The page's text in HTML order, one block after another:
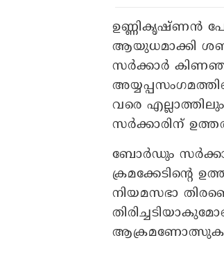
ഉണ്ണികൃഷ്ണൻ
ആയുധമാക്കി
സർക്കാർ
വരെ
സർക്കാരിന്
ബോർഡും
ക്രമക്കേടിന്റെ
നിയമസഭാ
ആക്രമണോത്സുകത